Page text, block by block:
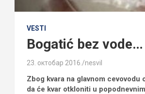
VESTI
Bogatić bez vode…
23. октобар 2016. nesvil
Zbog kvara na glavnom
da će kvar otkloniti u